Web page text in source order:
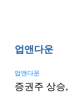
업앤다운
업앤다운
증권주 상승